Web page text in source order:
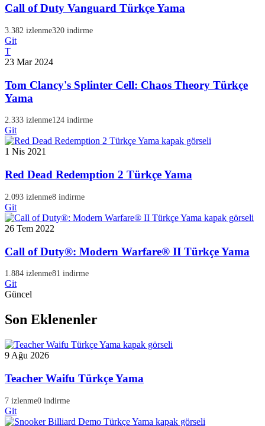
Call of Duty Vanguard Türkçe Yama
3.382 izlenme320 indirme
Git
T
23 Mar 2024
Tom Clancy's Splinter Cell: Chaos Theory Türkçe
Yama
2.333 izlenme124 indirme
Git
1 Nis 2021
Red Dead Redemption 2 Türkçe Yama
2.093 izlenme8 indirme
Git
26 Tem 2022
Call of Duty®: Modern Warfare® II Türkçe Yama
1.884 izlenme81 indirme
Git
Güncel
Son Eklenenler
9 Ağu 2026
Teacher Waifu Türkçe Yama
7 izlenme0 indirme
Git